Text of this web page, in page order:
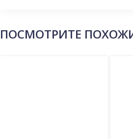
ПОСМОТРИТЕ